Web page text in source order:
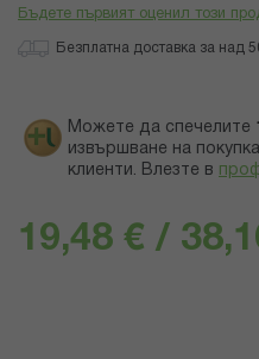
със
Бъдете първият оценил този
Безплатна доставка за над
Можете да спечелите
извършване на
клиенти. Влезте в
19,48 € /